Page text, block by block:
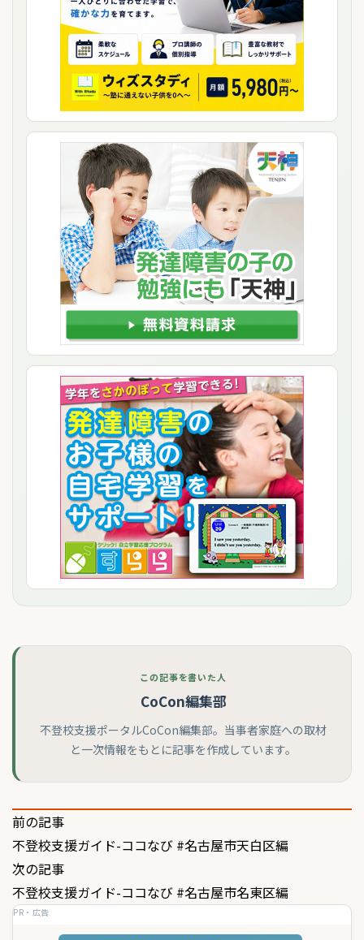
この記事を書いた人
CoCon編集部
不登校支援ポータルCoCon編集部。当事者家庭への取材
と一次情報をもとに記事を作成しています。
投
稿
ナ
ビ
前の記事
不登校支援ガイド-ココなび #名古屋市天白区編
次の記事
不登校支援ガイド-ココなび #名古屋市名東区編
PR・広告